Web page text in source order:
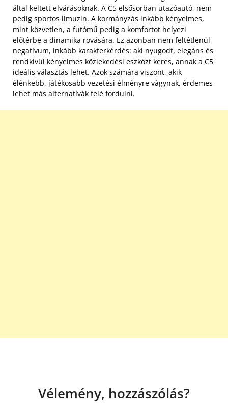
által keltett elvárásoknak. A C5 elsősorban utazóautó, nem
pedig sportos limuzin. A kormányzás inkább kényelmes,
mint közvetlen, a futómű pedig a komfortot helyezi
előtérbe a dinamika rovására. Ez azonban nem feltétlenül
negatívum, inkább karakterkérdés: aki nyugodt, elegáns és
rendkívül kényelmes közlekedési eszközt keres, annak a C5
ideális választás lehet. Azok számára viszont, akik
élénkebb, játékosabb vezetési élményre vágynak, érdemes
lehet más alternatívák felé fordulni.
Vélemény, hozzászólás?